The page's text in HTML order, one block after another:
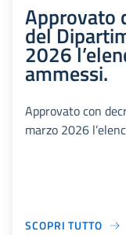
Approvato
del
2026
ammessi.
Approvato con
marzo 2026
SCOPRI TUTTO